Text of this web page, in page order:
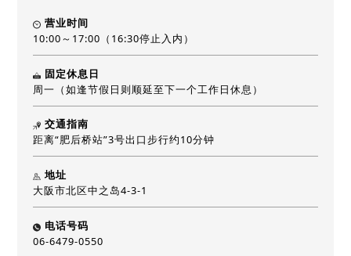
营业时间
10:00～17:00（16:30停止入内）
固定休息日
周一（如逢节假日则顺延至下一个工作日休息）
交通指南
距离“肥后桥站”3号出口步行约10分钟
地址
大阪市北区中之岛4-3-1
电话号码
06-6479-0550